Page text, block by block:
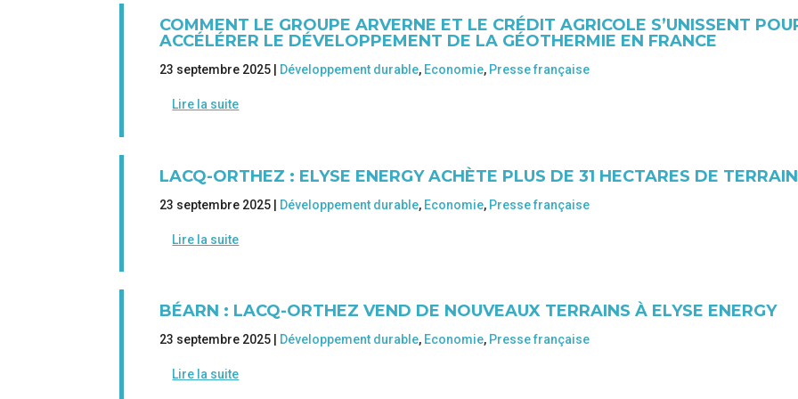
COMMENT LE GROUPE ARVERNE ET LE CRÉDIT AGRICOLE S’UNISSENT
ACCÉLÉRER LE DÉVELOPPEMENT DE LA GÉOTHERMIE EN FRANCE
23 septembre 2025 | Développement durable, Economie, Presse française
Lire la suite
LACQ-ORTHEZ : ELYSE ENERGY ACHÈTE PLUS DE 31 HECTARES DE TERRAIN
23 septembre 2025 | Développement durable, Economie, Presse française
Lire la suite
BÉARN : LACQ-ORTHEZ VEND DE NOUVEAUX TERRAINS À ELYSE ENERGY
23 septembre 2025 | Développement durable, Economie, Presse française
Lire la suite